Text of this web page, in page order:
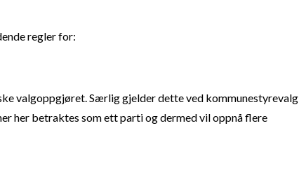
regler for:
valgoppgjøret. Særlig gjelder dette ved kommunestyrevalg,
her betraktes som ett parti og dermed vil oppnå flere